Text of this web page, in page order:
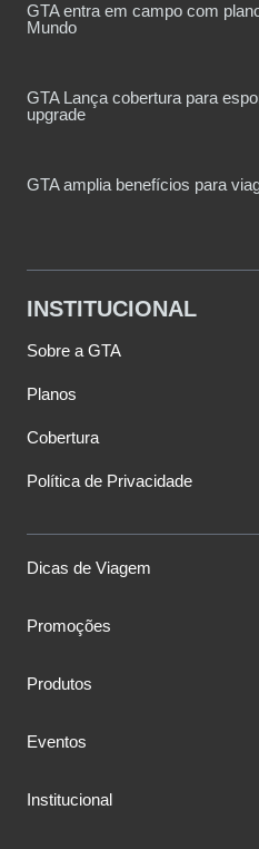
GTA entra em campo com
Mundo
GTA Lança cobertura para
upgrade
GTA amplia benefícios para
INSTITUCIONAL
Sobre a GTA
Planos
Cobertura
Política de Privacidade
Dicas de Viagem
Promoções
Produtos
Eventos
Institucional